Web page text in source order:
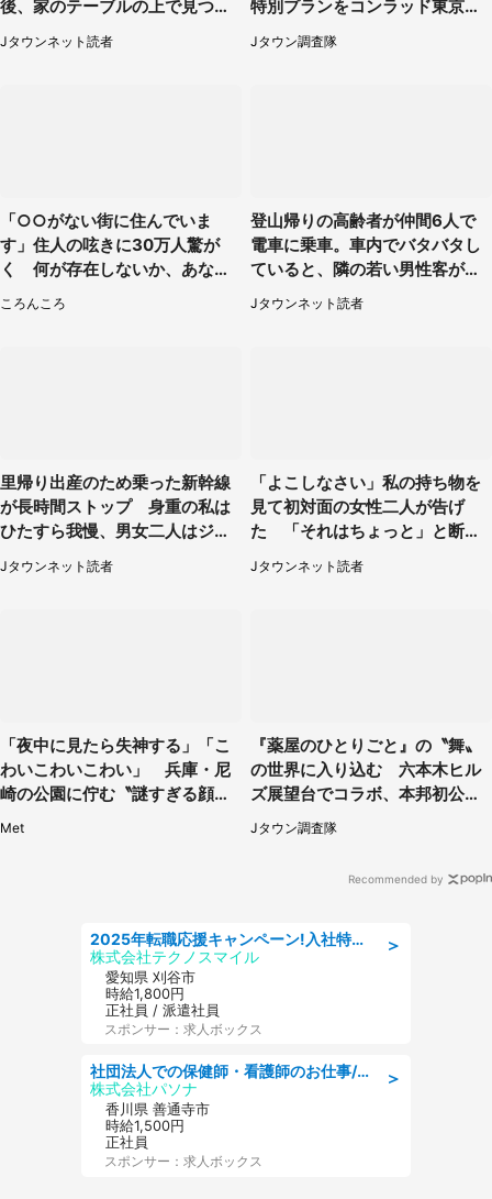
後、家のテーブルの上で見つけ
たものは（福岡県・30代女性）
Jタウンネット読者
特別プランをコンラッド東京が
販売【8／3～10／16】
Jタウン調査隊
「○○がない街に住んでいま
す」住人の呟きに30万人驚が
く 何が存在しないか、あなた
ころんころ
登山帰りの高齢者が仲間6人で
電車に乗車。車内でバタバタし
ていると、隣の若い男性客が
（神奈川県・70代女性）
Jタウンネット読者
里帰り出産のため乗った新幹線
が長時間ストップ 身重の私は
ひたすら我慢、男女二人はジュ
ースを買ってきて（50代女性）
Jタウンネット読者
「よこしなさい」私の持ち物を
見て初対面の女性二人が告げ
た 「それはちょっと」と断っ
たわけ（東京都・40代女性）
Jタウンネット読者
「夜中に見たら失神する」「こ
わいこわいこわい」 兵庫・尼
崎の公園に佇む〝謎すぎる顔〟
Met
『薬屋のひとりごと』の〝舞〟
の世界に入り込む 六本木ヒル
ズ展望台でコラボ、本邦初公開
の「猫猫像」も【8／1～10／2
6】
Jタウン調査隊
Recommended by
＞
2025年転職応援キャンペーン!入社特典58万円/デンソーで働こう!自動車工場で小型部品の検査業務 denso aichi
株式会社テクノスマイル
愛知県 刈谷市
時給1,800円
正社員 / 派遣社員
スポンサー：求人ボックス
＞
社団法人での保健師・看護師のお仕事/未経験OK/要資格:普通免許、保健師、正看護師
株式会社パソナ
香川県 善通寺市
時給1,500円
正社員
スポンサー：求人ボックス